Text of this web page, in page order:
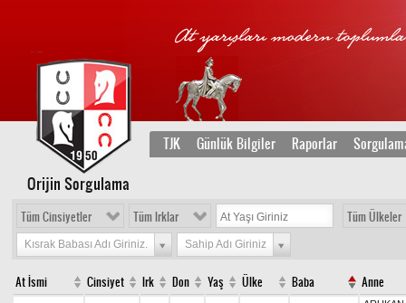
TJK Günlük Bilgiler Raporlar
Orijin Sorgulama
Tüm Cinsiyetler Tüm Irklar Tüm Ülkeler
Kısrak Babası Adı Giriniz. Sahip Adı Giriniz
At İsmi Cinsiyet Irk Don Yaş Ülke Baba Anne